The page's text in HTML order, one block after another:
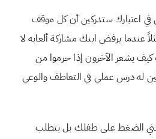
اعتبارك ستدركين أن كل موقف
عندما يرفض ابنك مشاركة ألعابه لا
كيف يشعر الآخرون إذا حرموا من
له درس عملي في التعاطف والوعي
الضغط على طفلك بل يتطلب